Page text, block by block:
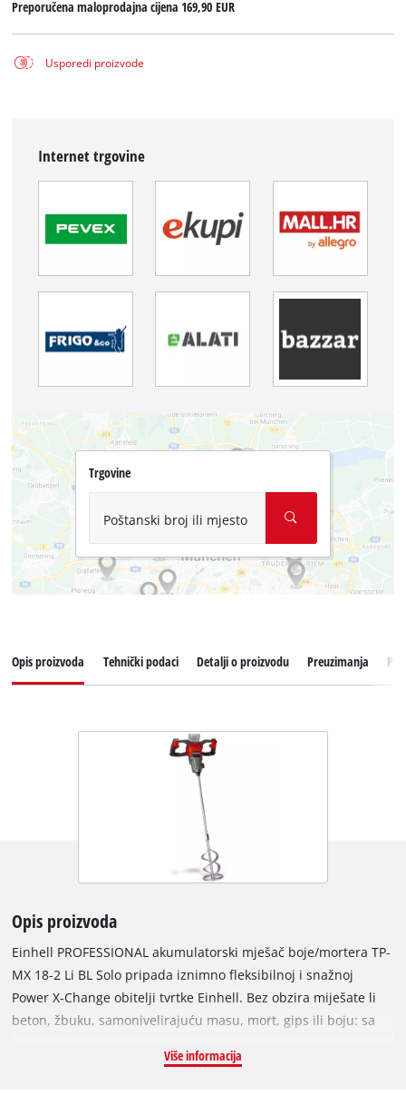
Preporučena maloprodajna cijena169,90 EUR
Usporedi proizvode
Internet trgovine
Trgovine
Poštanski broj ili mjesto
Opis proizvoda Tehnički podaci Detalji o proizvodu Preuzimanja
Opis proizvoda
Einhell PROFESSIONAL akumulatorski mješač boje/mortera TP-
MX 18-2 Li BL Solo pripada iznimno fleksibilnoj i snažnoj
Power X-Change obitelji tvrtke Einhell. Bez obzira miješate li
beton, žbuku, samonivelirajuću masu, mort, gips ili boju: sa
pravi alat pri ruci za postizanje homogene smjese. Uređaj
Više informacija